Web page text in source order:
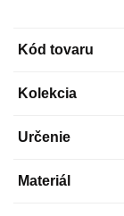
Kód tovaru
Kolekcia
Určenie
Materiál